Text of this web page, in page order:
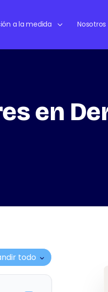
a la medida Nosotros
en
todo
Lecciones